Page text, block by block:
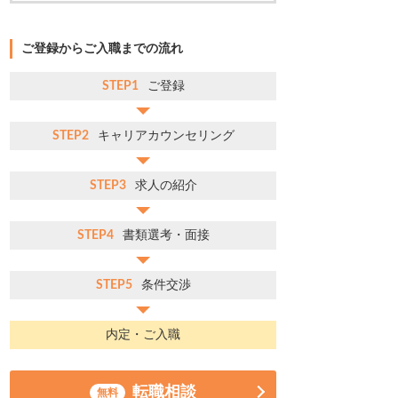
ご登録からご入職までの流れ
STEP1 ご登録
STEP2 キャリアカウンセリング
STEP3 求人の紹介
STEP4 書類選考・面接
STEP5 条件交渉
内定・ご入職
無料 転職相談